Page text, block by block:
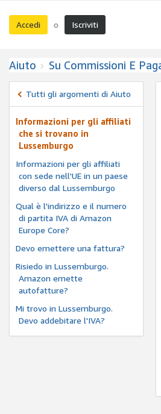
Accedi o Iscriviti
Aiuto Su Commissioni E
Tutti gli argomenti di Aiuto
Informazioni per gli affiliati
che si trovano in
Lussemburgo
Informazioni per gli affiliati
con sede nell'UE in un paese
diverso dal Lussemburgo
Qual è l'indirizzo e il numero
di partita IVA di Amazon
Europe Core?
Devo emettere una fattura?
Risiedo in Lussemburgo.
Amazon emette
autofatture?
Mi trovo in Lussemburgo.
Devo addebitare l'IVA?